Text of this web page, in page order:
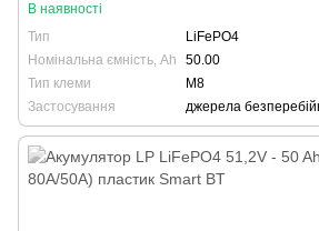
В наявності
Тип
LiFePO4
Номінальна ємність, Ah
50.00
Тип клеми
М8
Застосування
джерела